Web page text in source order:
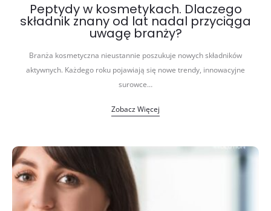
Peptydy w kosmetykach. Dlaczego
składnik znany od lat nadal przyciąga
uwagę branży?
Branża kosmetyczna nieustannie poszukuje nowych składników
aktywnych. Każdego roku pojawiają się nowe trendy, innowacyjne
surowce…
Zobacz Więcej